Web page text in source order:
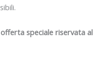
speciale riservata al